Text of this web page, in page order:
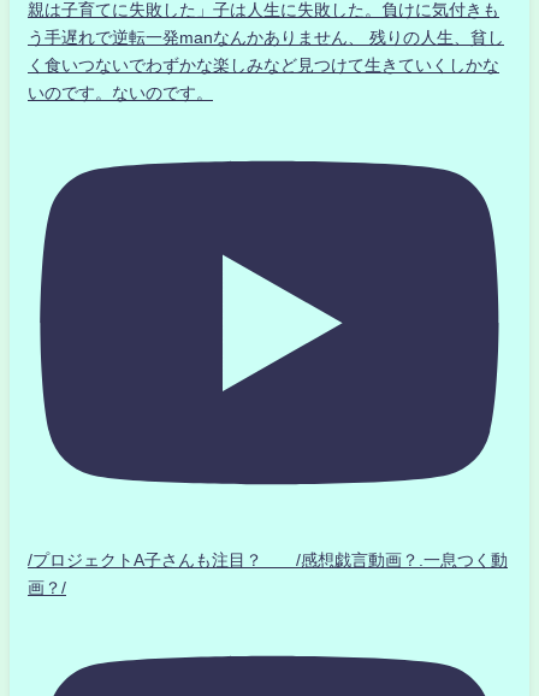
親は子育てに失敗した」子は人生に失敗した。負けに気付きも
う手遅れで逆転一発manなんかありません、 残りの人生、貧し
く食いつないでわずかな楽しみなど見つけて生きていくしかな
いのです。ないのです。
/プロジェクトA子さんも注目？ /感想戯言動画？.一息つく動
画？/